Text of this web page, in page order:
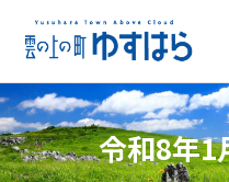
令和8年1